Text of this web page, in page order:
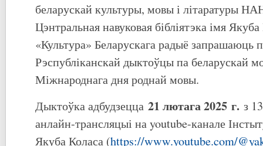
беларускай культуры, мовы і літаратуры
Цэнтральная навуковая бібліятэка імя
«Культура» Беларускага радыё запрашаюць
Рэспубліканскай дыктоўцы па беларускай
Міжнароднага дня роднай мовы.
Дыктоўка адбудзецца 21 лютага 2025 г. з
анлайн-трансляцыі на youtube-канале
Якуба Коласа (https://www.youtube.com/